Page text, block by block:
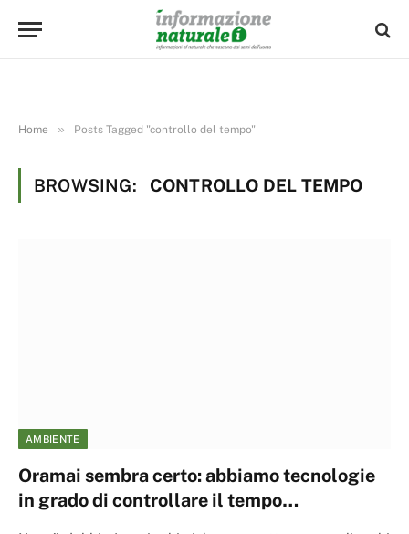
Home » Posts Tagged "controllo del tempo"
BROWSING: CONTROLLO DEL TEMPO
AMBIENTE
Oramai sembra certo: abbiamo tecnologie
in grado di controllare il tempo…